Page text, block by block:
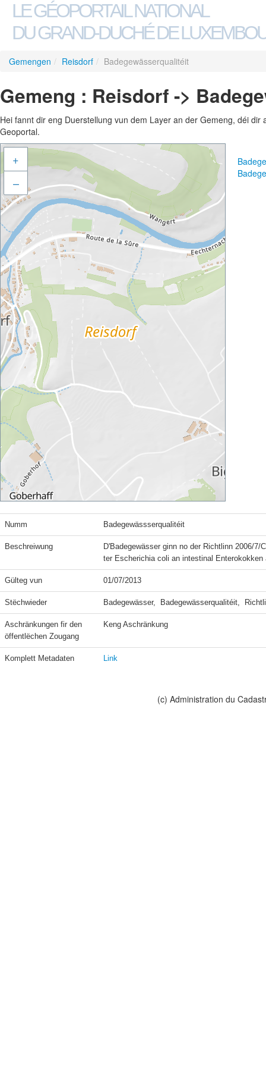
LE GÉOPORTAIL NATIONAL
DU GRAND-DUCHÉ DE
Gemengen / Reisdorf / Badegewässerqualitéit
Gemeng : Reisdorf ->
Hei fannt dir eng Duerstellung vun dem Layer an der Gemeng, déi
Geoportal.
+
–
Numm Badegewässserqualitéit
Beschreiwung
D'Badegewässer ginn no der Richtlinn 2006/
ter Escherichia coli an intestinal
Gülteg vun 01/07/2013
Stëchwieder Badegewässer,  Badegewässerqualitéit,
Aschränkungen fir den
öffentlëchen Zougang
Keng Aschränkung
Komplett Metadaten Link
(c) Administration du